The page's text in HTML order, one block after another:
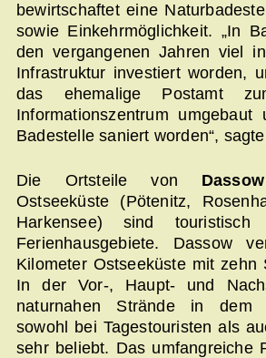
bewirtschaftet eine
sowie Einkehrmöglichkeit. „In
den vergangenen Jahren viel
Infrastruktur investiert worden,
das ehemalige Postamt
Informationszentrum
Badestelle saniert worden“,
Die Ortsteile von Dassow
Ostseeküste (Pötenitz,
Harkensee) sind touristisch
Ferienhausgebiete. Dassow
Kilometer Ostseeküste mit zehn
In der Vor-, Haupt- und
naturnahen Strände in dem
sowohl bei Tagestouristen als
sehr beliebt. Das umfangreiche